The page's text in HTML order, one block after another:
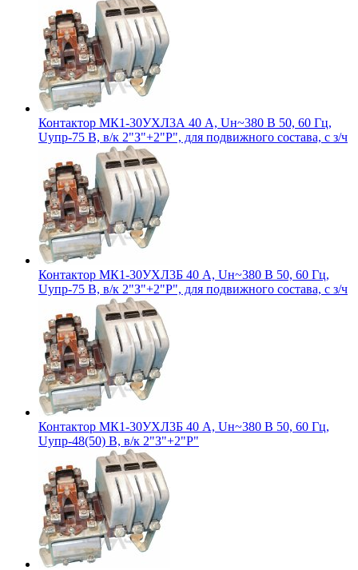
Контактор МК1-30УХЛ3А 40 А, Uн~380 В 50, 60 Гц,
Uупр-75 В, в/к 2"З"+2"Р", для подвижного состава, с з/ч
Контактор МК1-30УХЛ3Б 40 А, Uн~380 В 50, 60 Гц,
Uупр-75 В, в/к 2"З"+2"Р", для подвижного состава, с з/ч
Контактор МК1-30УХЛ3Б 40 А, Uн~380 В 50, 60 Гц,
Uупр-48(50) В, в/к 2"З"+2"Р"